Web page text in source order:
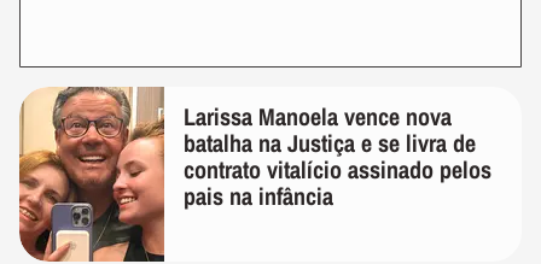
Larissa Manoela vence nova
batalha na Justiça e se livra de
contrato vitalício assinado pelos
pais na infância